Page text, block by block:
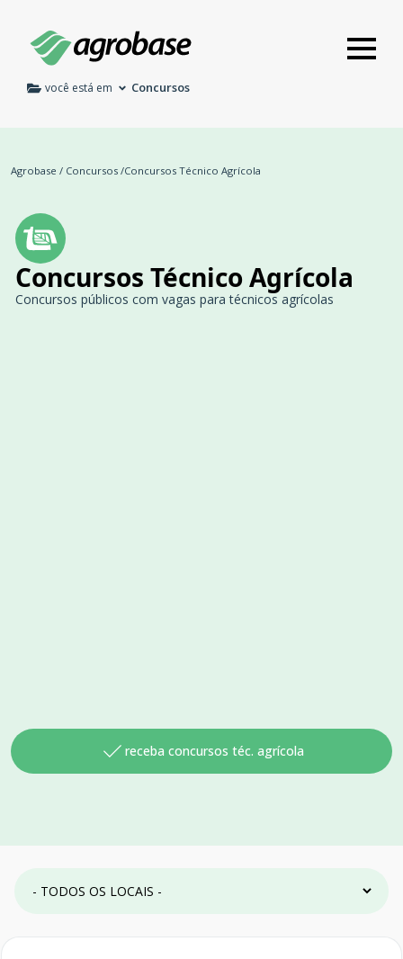
você está em Concursos
Agrobase / Concursos /Concursos Técnico Agrícola
Concursos Técnico Agrícola
Concursos públicos com vagas para técnicos agrícolas
receba concursos téc. agrícola